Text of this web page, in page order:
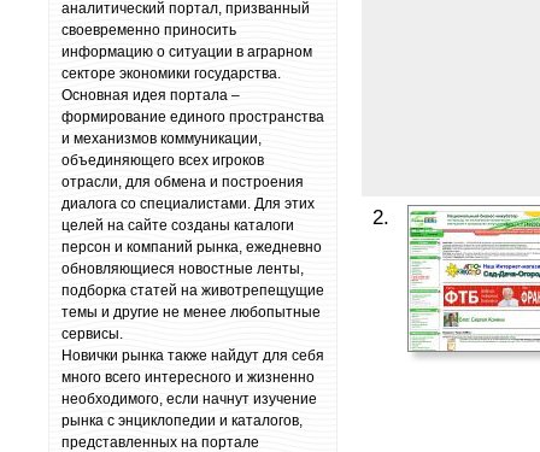
2.
аналитический портал, призванный
своевременно приносить
информацию о ситуации в аграрном
секторе экономики государства.
Основная идея портала –
формирование единого пространства
и механизмов коммуникации,
объединяющего всех игроков
отрасли, для обмена и построения
диалога со специалистами. Для этих
целей на сайте созданы каталоги
персон и компаний рынка, ежедневно
обновляющиеся новостные ленты,
подборка статей на животрепещущие
темы и другие не менее любопытные
сервисы.
Новички рынка также найдут для себя
много всего интересного и жизненно
необходимого, если начнут изучение
рынка с энциклопедии и каталогов,
представленных на портале